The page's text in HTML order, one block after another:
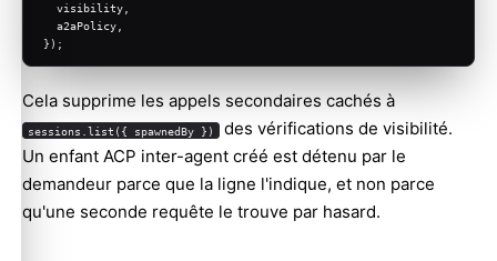
  visibility,
  a2aPolicy,
});
Cela supprime les appels secondaires cachés à
sessions.list({ spawnedBy }) des vérifications de visibilité.
Un enfant ACP inter-agent créé est détenu par le
demandeur parce que la ligne l'indique, et non parce
qu'une seconde requête le trouve par hasard.